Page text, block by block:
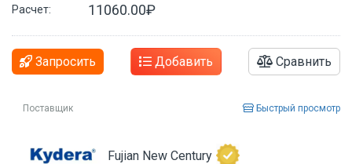
Расчет: 11060.00₽
Запросить Добавить Сравнить
Поставщик Быстрый просмотр
Fujian New Century